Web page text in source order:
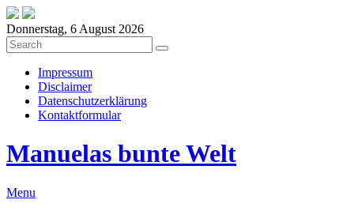
Donnerstag, 6 August 2026
Impressum
Disclaimer
Datenschutzerklärung
Kontaktformular
Manuelas bunte Welt
Menu